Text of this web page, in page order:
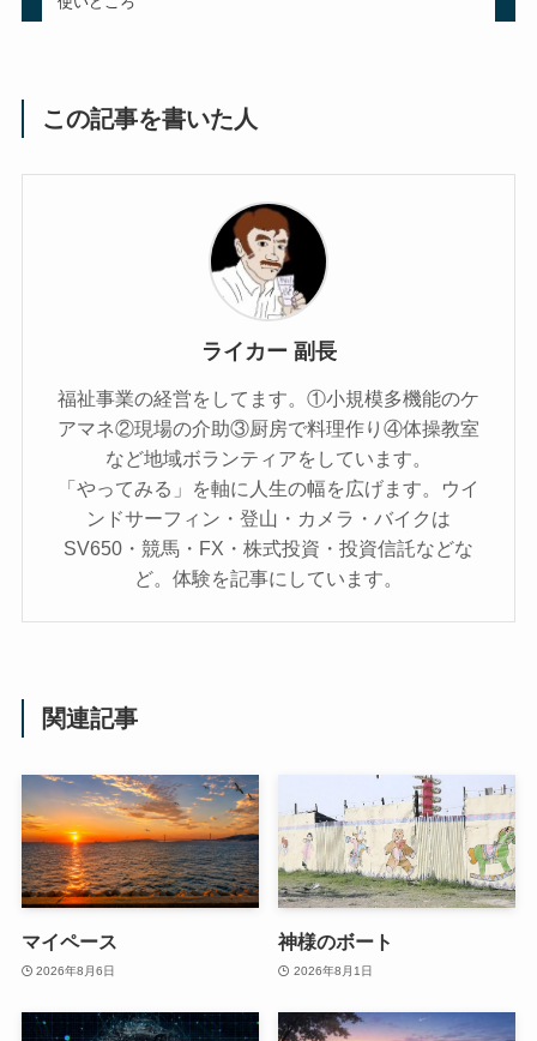
この記事を書いた人
ライカー 副長
福祉事業の経営をしてます。①小規模多機能のケ
アマネ②現場の介助③厨房で料理作り④体操教室
など地域ボランティアをしています。
「やってみる」を軸に人生の幅を広げます。ウイ
ンドサーフィン・登山・カメラ・バイクは
SV650・競馬・FX・株式投資・投資信託などな
ど。体験を記事にしています。
関連記事
マイペース
2026年8月6日
神様のボート
2026年8月1日